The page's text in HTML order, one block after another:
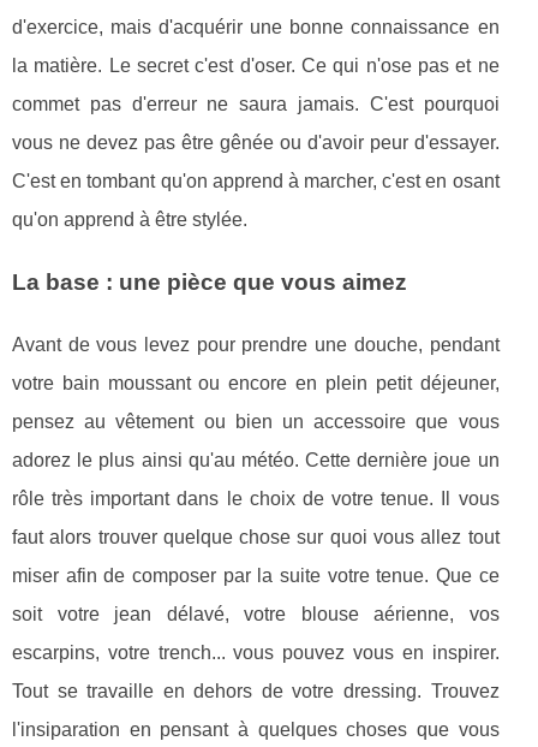
d'exercice, mais d'acquérir une bonne connaissance en
la matière. Le secret c'est d'oser. Ce qui n'ose pas et ne
commet pas d'erreur ne saura jamais. C'est pourquoi
vous ne devez pas être gênée ou d'avoir peur d'essayer.
C'est en tombant qu'on apprend à marcher, c'est en osant
qu'on apprend à être stylée.
La base : une pièce que vous aimez
Avant de vous levez pour prendre une douche, pendant
votre bain moussant ou encore en plein petit déjeuner,
pensez au vêtement ou bien un accessoire que vous
adorez le plus ainsi qu'au météo. Cette dernière joue un
rôle très important dans le choix de votre tenue. Il vous
faut alors trouver quelque chose sur quoi vous allez tout
miser afin de composer par la suite votre tenue. Que ce
soit votre jean délavé, votre blouse aérienne, vos
escarpins, votre trench... vous pouvez vous en inspirer.
Tout se travaille en dehors de votre dressing. Trouvez
l'insiparation en pensant à quelques choses que vous